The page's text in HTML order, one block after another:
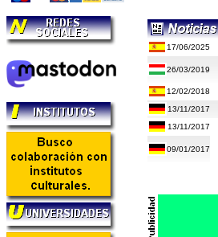
17/06/2025
26/03/2019
12/02/2018
13/11/2017
13/11/2017
09/01/2017